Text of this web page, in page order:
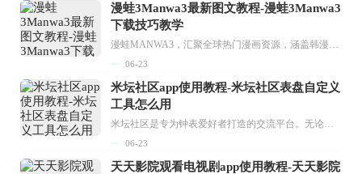
漫蛙3Manwa3最新图文教程-漫蛙3Manwa3
下载技巧教学
06-23
米坛社区app使用教程-米坛社区表盘自定义
工具怎么用
06-23
天天影院观看电视剧app使用教程-天天影院